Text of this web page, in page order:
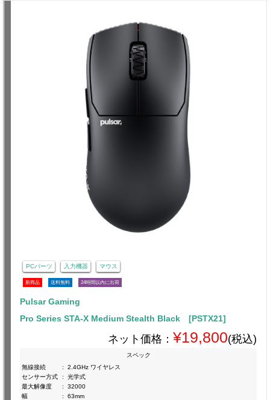
PCパーツ 入力機器 マウス
新商品 送料無料 24時間以内に出荷
Pulsar Gaming
Pro Series STA-X Medium Stealth Black [PSTX21]
ネット価格： ¥19,800(税込)
スペック
無線接続
:
2.4GHz ワイヤレス
センサー方式
:
光学式
最大解像度
:
32000
幅
: 63mm